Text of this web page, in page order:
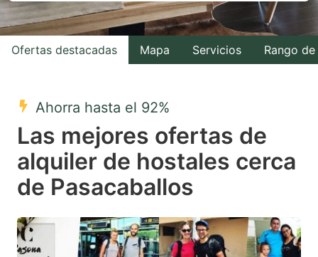
interact
with
the
select
a
date.
Press
question
mark
interact
with
the
a
date.
question
mark
Ofertas destacadas Mapa Servicios Rango
Ahorra hasta el 92%
Las mejores ofertas de
alquiler de hostales cerca
de Pasacaballos